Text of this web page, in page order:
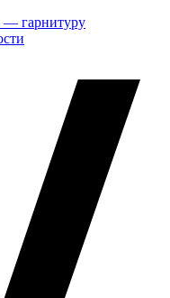
— гарнитуру